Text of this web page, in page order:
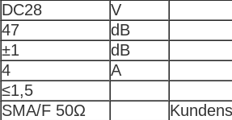
DC28
V
47
dB
±1
dB
4
A
≤1,5
SMA/F 50Ω